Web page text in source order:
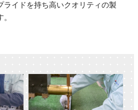
ライドを持ち高いクオリティの製